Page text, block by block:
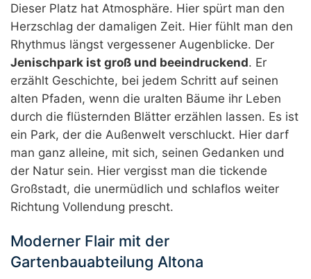
Dieser Platz hat Atmosphäre. Hier spürt man den
Herzschlag der damaligen Zeit. Hier fühlt man den
Rhythmus längst vergessener Augenblicke. Der
Jenischpark ist groß und beeindruckend. Er
erzählt Geschichte, bei jedem Schritt auf seinen
alten Pfaden, wenn die uralten Bäume ihr Leben
durch die flüsternden Blätter erzählen lassen. Es ist
ein Park, der die Außenwelt verschluckt. Hier darf
man ganz alleine, mit sich, seinen Gedanken und
der Natur sein. Hier vergisst man die tickende
Großstadt, die unermüdlich und schlaflos weiter
Richtung Vollendung prescht.
Moderner Flair mit der
Gartenbauabteilung Altona